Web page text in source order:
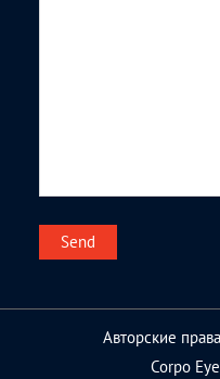
Авторские
Corpo